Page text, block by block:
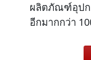
ผลิตภัณฑ์อุปก
อีกมากกว่า